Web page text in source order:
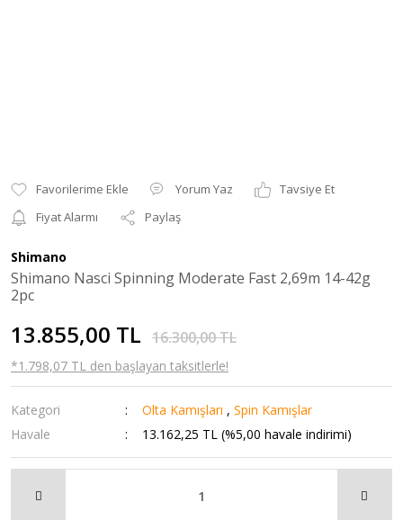
Yorum Yaz
Tavsiye Et
Fiyat Alarmı
Paylaş
Shimano
Shimano Nasci Spinning Moderate Fast 2,69m 14-42g
2pc
13.855,00 TL 16.300,00 TL
*1.798,07 TL den başlayan taksitlerle!
Kategori Olta Kamışları ,Spin Kamışlar
Havale
13.162,25 TL (%5,00 havale indirimi)